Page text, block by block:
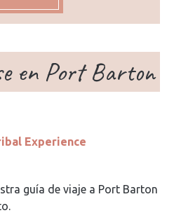
en Port Barton
Experience
guía de viaje a Port Barton